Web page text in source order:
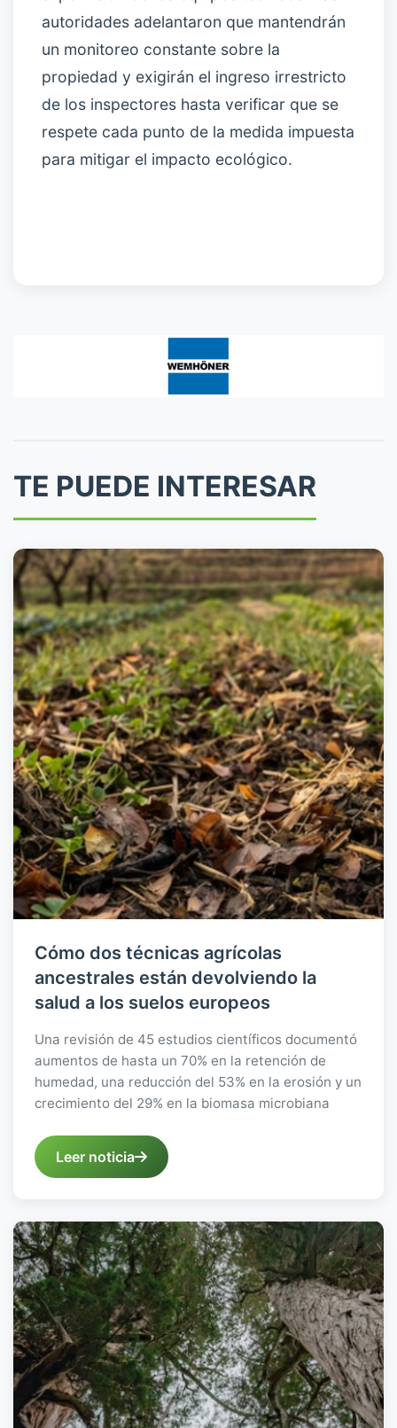
autoridades adelantaron que mantendrán
un monitoreo constante sobre la
propiedad y exigirán el ingreso irrestricto
de los inspectores hasta verificar que se
respete cada punto de la medida impuesta
para mitigar el impacto ecológico.
TE PUEDE INTERESAR
Cómo dos técnicas agrícolas
ancestrales están devolviendo la
salud a los suelos europeos
Una revisión de 45 estudios científicos documentó
aumentos de hasta un 70% en la retención de
humedad, una reducción del 53% en la erosión y un
crecimiento del 29% en la biomasa microbiana
Leer noticia